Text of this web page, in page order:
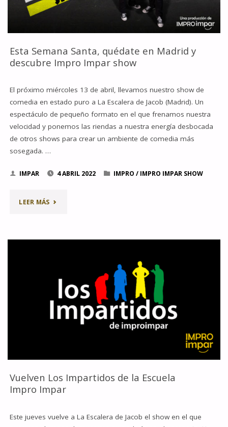
Esta Semana Santa, quédate en Madrid y
descubre Impro Impar show
El próximo miércoles 13 de abril, llevamos nuestro show de
comedia en estado puro a La Escalera de Jacob (Madrid). Un
espectáculo de pequeño formato en el que frenamos nuestra
velocidad y ponemos las riendas a nuestra energía desbocada
de otros shows para crear un ambiente de comedia más
sosegada. …
IMPAR 4 ABRIL 2022 IMPRO / IMPRO IMPAR SHOW
LEER MÁS"ESTA
SANTA,
MADRID
Vuelven Los Impartidos de la Escuela
Impro Impar
Este jueves vuelve a La Escalera de Jacob el show en el que